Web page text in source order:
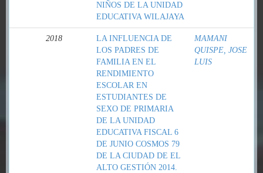
NIÑOS DE LA UNIDAD
EDUCATIVA WILAJAYA
2018
LA INFLUENCIA DE
LOS PADRES DE
FAMILIA EN EL
RENDIMIENTO
ESCOLAR EN
ESTUDIANTES DE
SEXO DE PRIMARIA
DE LA UNIDAD
EDUCATIVA FISCAL 6
DE JUNIO COSMOS 79
DE LA CIUDAD DE EL
ALTO GESTIÓN 2014.
MAMANI
QUISPE, JOSE
LUIS